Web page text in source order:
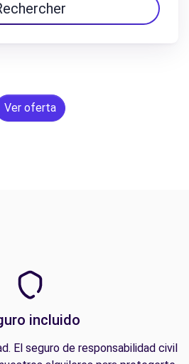
Ver oferta
incluido
El seguro de responsabilidad civil